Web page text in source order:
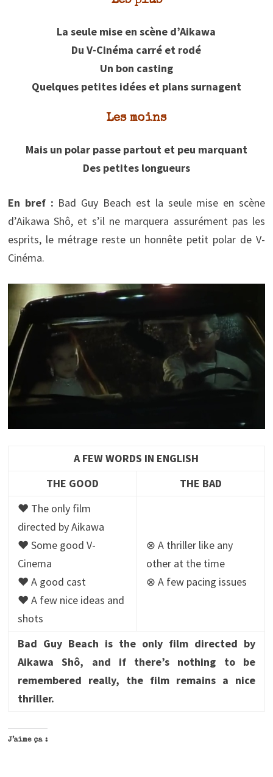
La seule mise en scène d’Aikawa
Du V-Cinéma carré et rodé
Un bon casting
Quelques petites idées et plans surnagent
Les moins
Mais un polar passe partout et peu marquant
Des petites longueurs
En bref : Bad Guy Beach est la seule mise en scène
d’Aikawa Shô, et s’il ne marquera assurément pas les
esprits, le métrage reste un honnête petit polar de V-
Cinéma.
A FEW WORDS IN ENGLISH
THE GOOD
THE BAD
♥ The only film
directed by Aikawa
♥ Some good V-
Cinema
♥ A good cast
♥ A few nice ideas and
shots
⊗ A thriller like any
other at the time
⊗ A few pacing issues
Bad Guy Beach is the only film directed by
Aikawa Shô, and if there’s nothing to be
remembered really, the film remains a nice
thriller.
J’aime ça :